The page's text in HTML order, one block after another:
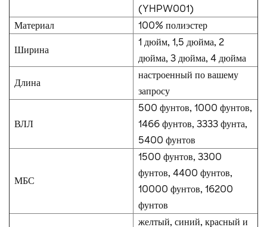
(YHPW001)
Материал
100% полиэстер
Ширина
1 дюйм, 1,5 дюйма, 2
дюйма, 3 дюйма, 4 дюйма
Длина
настроенный по вашему
запросу
ВЛЛ
500 фунтов, 1000 фунтов,
1466 фунтов, 3333 фунта,
5400 фунтов
МБС
1500 фунтов, 3300
фунтов, 4400 фунтов,
10000 фунтов, 16200
фунтов
желтый, синий, красный и